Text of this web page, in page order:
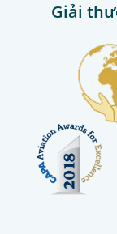
Giải